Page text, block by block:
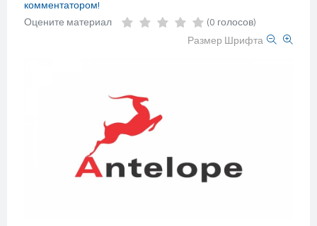
комментатором!
Оцените материал
(0 голосов)
Размер Шрифта